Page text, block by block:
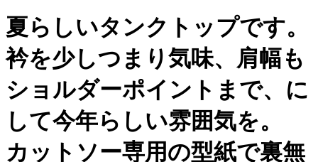
夏らしいタンクトップです。
衿を少しつまり気味、肩幅も
ショルダーポイントまで、に
して今年らしい雰囲気を。
カットソー専用の型紙で裏無